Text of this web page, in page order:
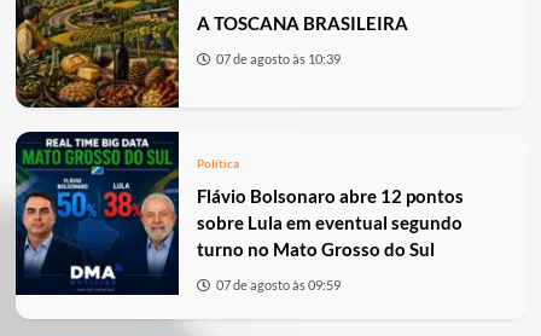
A TOSCANA BRASILEIRA
07 de agosto às 10:39
Política
Flávio Bolsonaro abre 12 pontos
sobre Lula em eventual segundo
turno no Mato Grosso do Sul
07 de agosto às 09:59